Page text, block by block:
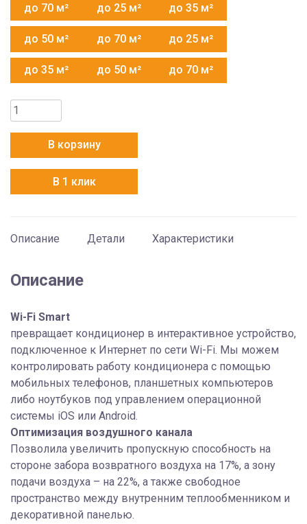
до 70 м² до 25 м² до 35 м²
до 50 м² до 70 м² до 25 м²
до 35 м² до 50 м² до 70 м²
Количество
товара
AS18NS6ERA-
W
В корзину
В 1 клик
Описание Детали Характеристики
Описание
Wi-Fi Smart
превращает кондиционер в интерактивное устройство,
подключенное к Интернет по сети Wi-Fi. Мы можем
контролировать работу кондиционера с помощью
мобильных телефонов, планшетных компьютеров
либо ноутбуков под управлением операционной
системы iOS или Android.
Оптимизация воздушного канала
Позволила увеличить пропускную способность на
стороне забора возвратного воздуха на 17%, а зону
подачи воздуха – на 22%, а также свободное
пространство между внутренним теплообменником и
декоративной панелью.